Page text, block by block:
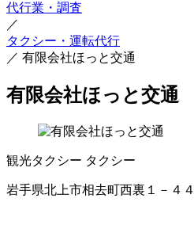
代行業・調査
／
タクシー・運転代行
／ 有限会社ほっと交通
有限会社ほっと交通
観光タクシー タクシー
岩手県北上市相去町西裏１－４４